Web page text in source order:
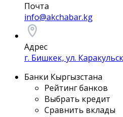
Почта
info@akchabar.kg
Адрес
г. Бишкек, ул.
Банки Кыргызстана
Рейтинг банков
Выбрать кредит
Сравнить вклады